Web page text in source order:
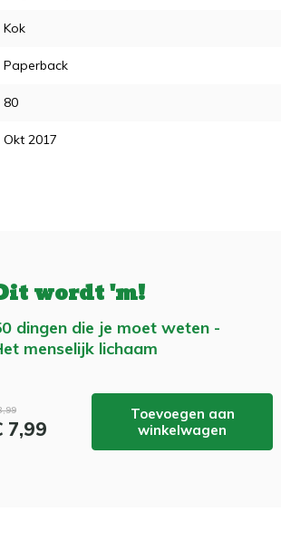
Kok
Paperback
80
Okt 2017
wordt 'm!
dingen die je moet weten -
menselijk lichaam
7,99
Toevoegen aan
winkelwagen